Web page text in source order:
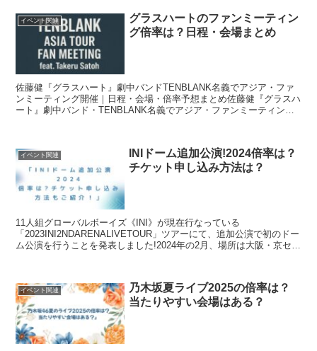
イベント関連
グラスハートのファンミーティン
グ倍率は？日程・会場まとめ
佐藤健『グラスハート』劇中バンドTENBLANK名義でアジア・ファ
ンミーティング開催｜日程・会場・倍率予想まとめ佐藤健『グラスハ
ート』劇中バンド・TENBLANK名義でアジア・ファンミーティング
イベント関連
INIドーム追加公演!2024倍率は？
チケット申し込み方法は？
11人組グローバルボーイズ《INI》が現在行なっている
「2023INI2NDARENALIVETOUR」ツアーにて、追加公演で初のドー
ム公演を行うことを発表しました!2024年の2月、場所は大阪・京セラ
イベント関連
乃木坂夏ライブ2025の倍率は？
当たりやすい会場はある？